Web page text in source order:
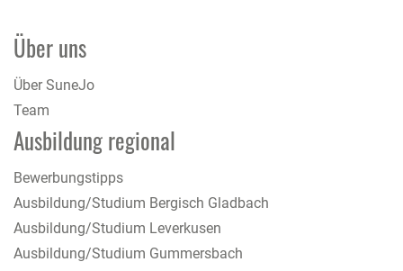
Über uns
Über SuneJo
Team
Ausbildung regional
Bewerbungstipps
Ausbildung/Studium Bergisch Gladbach
Ausbildung/Studium Leverkusen
Ausbildung/Studium Gummersbach